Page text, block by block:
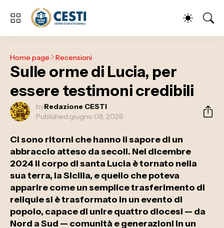
Home page Recensioni
Sulle orme di Lucia, per
essere testimoni credibili
byRedazione CESTI
Published:giugno 08, 2026
Ci sono ritorni che hanno il sapore di un
abbraccio atteso da secoli. Nel dicembre
2024 il corpo di santa Lucia è tornato nella
sua terra, la Sicilia, e quello che poteva
apparire come un semplice trasferimento di
reliquie si è trasformato in un evento di
popolo, capace di unire quattro diocesi — da
Nord a Sud — comunità e generazioni in un